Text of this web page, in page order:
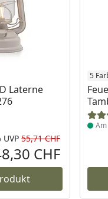
Laterne
Rabatt in
UVP 55,71 CHF
CHF
5